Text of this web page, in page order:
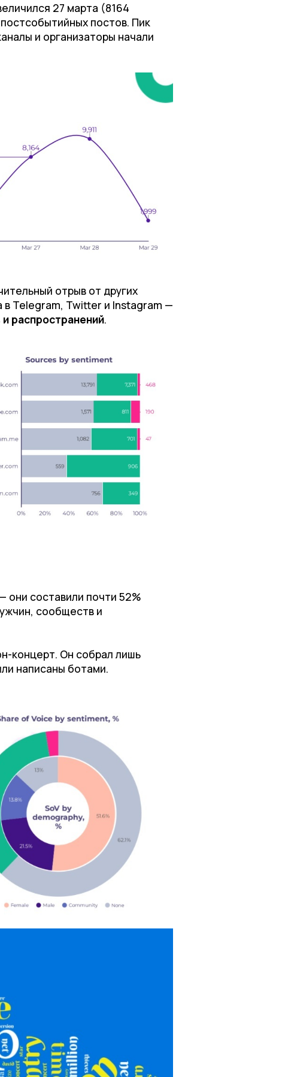
27 марта (8164
постов. Пик
и организаторы начали
отрыв от других
в Telegram, Twitter и Instagram —
распространений.
они составили почти 52%
сообществ и
концерт. Он собрал лишь
написаны ботами.